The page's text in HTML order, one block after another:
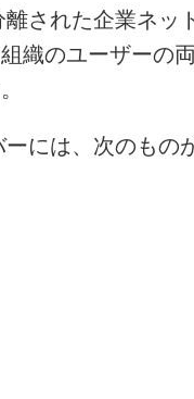
された企業ネ
織のユーザーの
には、次のもの